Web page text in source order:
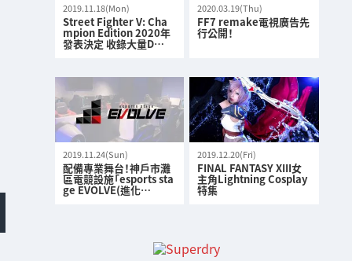
2019.11.18(Mon)
Street Fighter V: Cha
mpion Edition 2020年
發表決定 收錄大量D…
2020.03.19(Thu)
FF7 remake電視廣告先
行公開！
2019.11.24(Sun)
配備專業舞台！神戶市灘
區電競設施「esports sta
ge EVOLVE(進化…
2019.12.20(Fri)
FINAL FANTASY XIII女
主角Lightning Cosplay
特集